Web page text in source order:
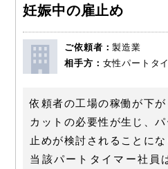
妊娠中の雇止め
ご依頼者：製造業
相手方： 女性パートタ
依頼者の工場の稼働が下
カットの必要性が生じ、
止めが検討されることに
当該パートタイマー社員